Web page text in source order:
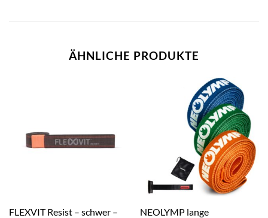
ÄHNLICHE PRODUKTE
FLEXVIT Resist – schwer – NEOLYMP lange